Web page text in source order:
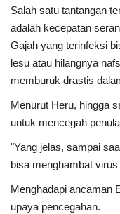
Salah satu tantangan
adalah kecepatan
Gajah yang terinfeksi
lesu atau hilangnya
memburuk drastis
Menurut Heru, hingga
untuk mencegah
"Yang jelas, sampai
bisa menghambat
Menghadapi ancaman
upaya pencegahan.